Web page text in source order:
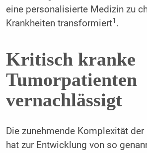
eine personalisierte Medizin zu
Krankheiten transformiert1 .
Kritisch kranke
Tumorpatienten
vernachlässigt
Die zunehmende Komplexität
hat zur Entwicklung von so